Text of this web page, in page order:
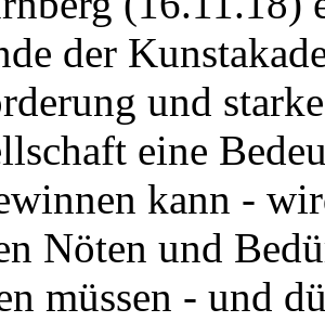
der
und
eine
kann -
Nöten und
müssen - und